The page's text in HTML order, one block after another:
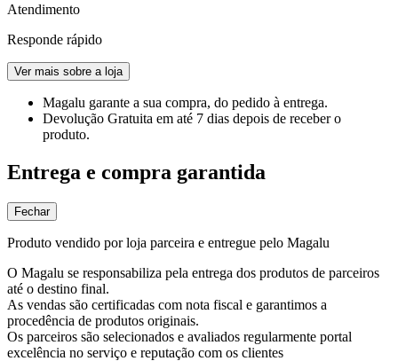
Atendimento
Responde rápido
Ver mais sobre a loja
Magalu garante a sua compra, do pedido à entrega.
Devolução Gratuita em até 7 dias depois de receber o
produto.
Entrega e compra garantida
Fechar
Produto vendido por loja parceira e entregue pelo Magalu
O Magalu se responsabiliza pela entrega dos produtos de parceiros
até o destino final.
As vendas são certificadas com nota fiscal e garantimos a
procedência de produtos originais.
Os parceiros são selecionados e avaliados regularmente portal
excelência no serviço e reputação com os clientes